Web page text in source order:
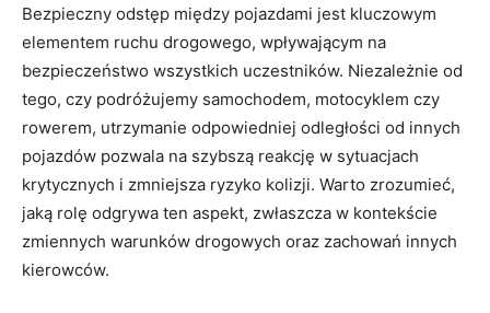
Bezpieczny odstęp między pojazdami jest kluczowym
elementem ruchu drogowego, wpływającym na
bezpieczeństwo wszystkich uczestników. Niezależnie od
tego, czy podróżujemy samochodem, motocyklem czy
rowerem, utrzymanie odpowiedniej odległości od innych
pojazdów pozwala na szybszą reakcję w sytuacjach
krytycznych i zmniejsza ryzyko kolizji. Warto zrozumieć,
jaką rolę odgrywa ten aspekt, zwłaszcza w kontekście
zmiennych warunków drogowych oraz zachowań innych
kierowców.